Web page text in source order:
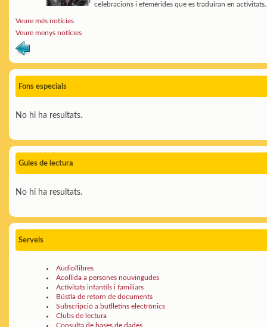
celebracions i efemèrides que es traduiran en
Veure més notícies
Veure menys notícies
Fons especials
No hi ha resultats.
Guies de lectura
No hi ha resultats.
Serveis
Audiollibres
Acollida a persones nouvingudes
Activitats infantils i familiars
Bústia de retorn de documents
Subscripció a butlletins electrònics
Clubs de lectura
Consulta de bases de dades